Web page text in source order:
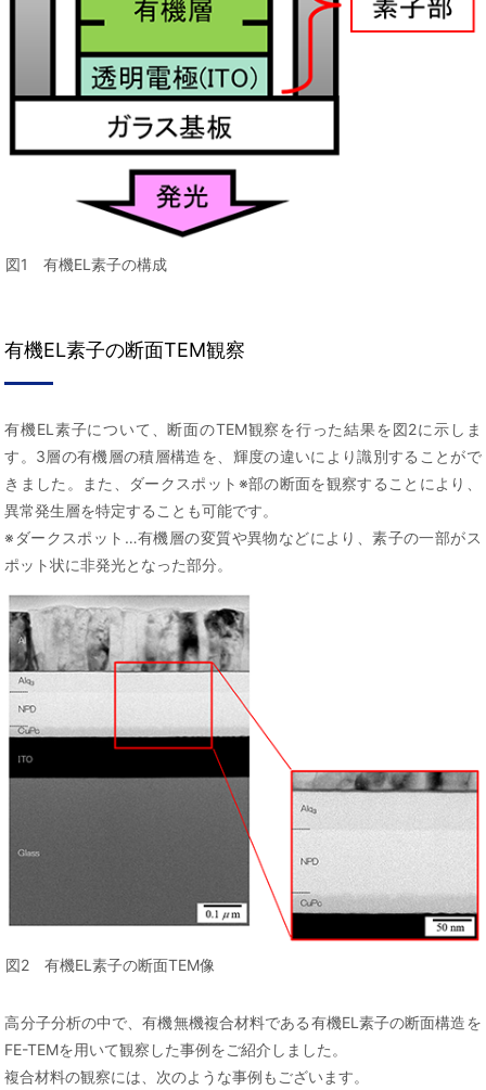
図1 有機EL素子の構成
有機EL素子の断面TEM観察
有機EL素子について、断面のTEM観察を行った結果を図2に示しま
す。3層の有機層の積層構造を、輝度の違いにより識別することがで
きました。また、ダークスポット※部の断面を観察することにより、
異常発生層を特定することも可能です。
※ダークスポット…有機層の変質や異物などにより、素子の一部がス
ポット状に非発光となった部分。
図2 有機EL素子の断面TEM像
高分子分析の中で、有機無機複合材料である有機EL素子の断面構造を
FE-TEMを用いて観察した事例をご紹介しました。
複合材料の観察には、次のような事例もございます。